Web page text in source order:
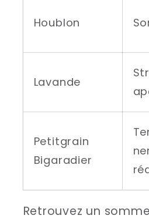
Houblon
Lavande
Petitgrain
Bigaradier
Retrouvez un